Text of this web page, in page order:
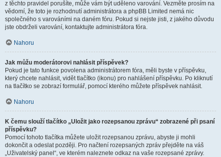
z těchto pravidel porušíte, může vám být uděleno varování. Vezměte prosím na
vědomí, že toto je rozhodnutí administrátora a phpBB Limited nemá nic
společného s varováními na daném fóru. Pokud si nejste jisti, z jakého důvodu
jste obdrželi varování, kontaktujte administrátora fóra.
Nahoru
Jak můžu moderátorovi nahlásit příspěvek?
Pokud je tato funkce povolena administrátorem fóra, měli byste v příspěvku,
který chcete nahlásit, vidět tlačítko (ikonu) pro nahlášení příspěvku. Po kliknutí
na tlačítko se zobrazí formulář, pomocí kterého můžete příspěvek nahlásit.
Nahoru
K čemu slouží tlačítko „Uložit jako rozepsanou zprávu“ zobrazené při psaní
příspěvku?
Pomocí tohoto tlačítka můžete uložit rozepsanou zprávu, abyste ji mohli
dokončit a odeslat později. Pro načtení rozepsaných zpráv přejděte na váš
„Uživatelský panel“, ve kterém naleznete odkaz na vaše rozepsané zprávy.